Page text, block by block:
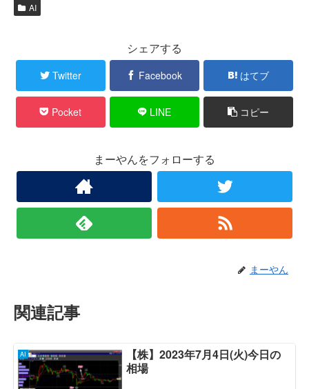
AI
シェアする
Twitter Facebook はてブ
Pocket LINE コピー
まーやんをフォローする
まーやん
関連記事
AI
【株】2023年7月4日(火)今日の
相場